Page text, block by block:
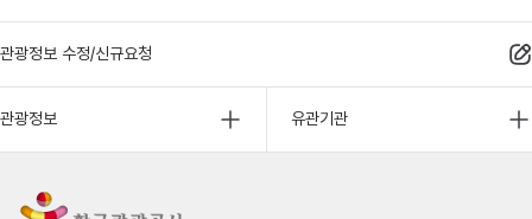
관광정보 수정/신규요청
관광정보 유관기관